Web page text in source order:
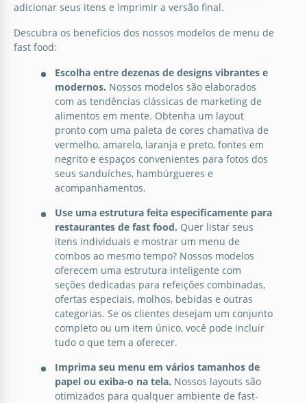
Menu Primavera Verde
Uau! Se você está procurando por um belo modelo,
por exemplo, para criar um menu elegante,
chamamos sua atenção para o modelo de Menu de
Primavera Verde no Google Docs!
Menu brilhante do Bright Burger
perfeito para qualquer café que sirva
hambúrgueres.
Google Slides
adicionar seus itens e imprimir a versão final.
Descubra os benefícios dos nossos modelos de menu de
fast food:
Escolha entre dezenas de designs vibrantes e
modernos. Nossos modelos são elaborados
com as tendências clássicas de marketing de
alimentos em mente. Obtenha um layout
pronto com uma paleta de cores chamativa de
vermelho, amarelo, laranja e preto, fontes em
negrito e espaços convenientes para fotos dos
seus sanduíches, hambúrgueres e
acompanhamentos.
Use uma estrutura feita especificamente para
restaurantes de fast food. Quer listar seus
itens individuais e mostrar um menu de
combos ao mesmo tempo? Nossos modelos
oferecem uma estrutura inteligente com
seções dedicadas para refeições combinadas,
ofertas especiais, molhos, bebidas e outras
categorias. Se os clientes desejam um conjunto
completo ou um item único, você pode incluir
tudo o que tem a oferecer.
Imprima seu menu em vários tamanhos de
papel ou exiba-o na tela. Nossos layouts são
otimizados para qualquer ambiente de fast-